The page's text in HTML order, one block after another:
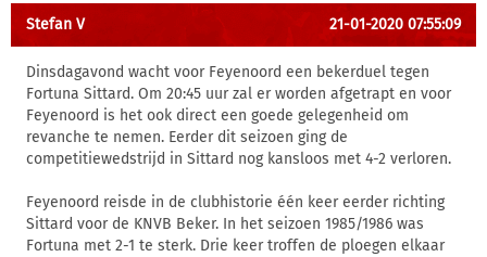
Stefan V 21-01-2020 07:55:09
Dinsdagavond wacht voor Feyenoord een bekerduel tegen
Fortuna Sittard. Om 20:45 uur zal er worden afgetrapt en voor
Feyenoord is het ook direct een goede gelegenheid om
revanche te nemen. Eerder dit seizoen ging de
competitiewedstrijd in Sittard nog kansloos met 4-2 verloren.
Feyenoord reisde in de clubhistorie één keer eerder richting
Sittard voor de KNVB Beker. In het seizoen 1985/1986 was
Fortuna met 2-1 te sterk. Drie keer troffen de ploegen elkaar